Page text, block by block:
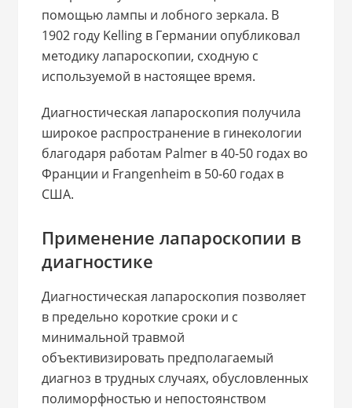
помощью лампы и лобного зеркала. В
1902 году Kelling в Германии опубликовал
методику лапароскопии, сходную с
используемой в настоящее время.
Диагностическая лапароскопия получила
широкое распространение в гинекологии
благодаря работам Palmer в 40-50 годах во
Франции и Frangenheim в 50-60 годах в
США.
Применение лапароскопии в
диагностике
Диагностическая лапароскопия позволяет
в предельно короткие сроки и с
минимальной травмой
объективизировать предполагаемый
диагноз в трудных случаях, обусловленных
полиморфностью и непостоянством